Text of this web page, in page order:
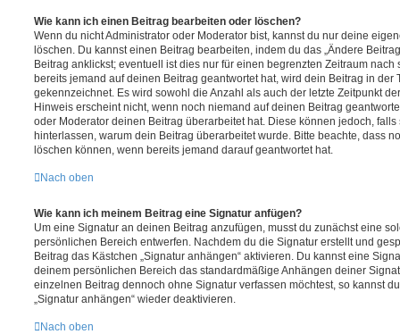
Wie kann ich einen Beitrag bearbeiten oder löschen?
Wenn du nicht Administrator oder Moderator bist, kannst du nur deine
löschen. Du kannst einen Beitrag bearbeiten, indem du das „Ändere
Beitrag anklickst; eventuell ist dies nur für einen begrenzten Zeitraum
bereits jemand auf deinen Beitrag geantwortet hat, wird dein Beitrag in der
gekennzeichnet. Es wird sowohl die Anzahl als auch der letzte Zeitpunkt
Hinweis erscheint nicht, wenn noch niemand auf deinen Beitrag
oder Moderator deinen Beitrag überarbeitet hat. Diese können jedoch,
hinterlassen, warum dein Beitrag überarbeitet wurde. Bitte beachte, dass
löschen können, wenn bereits jemand darauf geantwortet hat.
Nach oben
Wie kann ich meinem Beitrag eine Signatur anfügen?
Um eine Signatur an deinen Beitrag anzufügen, musst du zunächst eine
persönlichen Bereich entwerfen. Nachdem du die Signatur erstellt und
Beitrag das Kästchen „Signatur anhängen“ aktivieren. Du kannst eine
deinem persönlichen Bereich das standardmäßige Anhängen deiner
einzelnen Beitrag dennoch ohne Signatur verfassen möchtest, so kannst
„Signatur anhängen“ wieder deaktivieren.
Nach oben